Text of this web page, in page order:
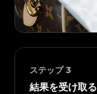
ステップ 3
結果を受け取る